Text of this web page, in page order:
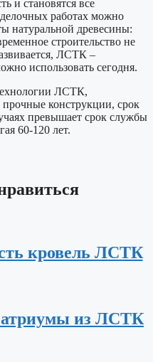
и становятся все
работах можно
натуральной древесины:
строительство не
ЛСТК –
использовать сегодня.
ЛСТК,
конструкции, срок
превышает срок службы
60-120 лет.
кровель ЛСТК
из ЛСТК